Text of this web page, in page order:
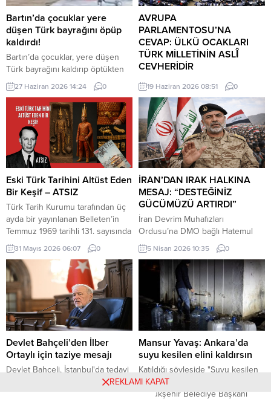
Bartın’da çocuklar yere
düşen Türk bayrağını öpüp
kaldırdı!
Bartın’da çocuklar, yere düşen
Türk bayrağını kaldırıp öptükten
sonra gelen itfaiye ekiplerinin de
yardımıyla göndere çekti. O anlar
cep telefonu kamerası tarafından
kaydedildi. Yerden kaldırıp öptüler
Kemerköprü Mahallesi’nde dün
akşam saatlerinde Cumhuriyet
Parkı içerisindeki direkte bulunan
Türk bayrağı rüzgar nedeniyle
ipinin kopmasıyla yere düştü. Bu
sırada parkta oynayan çocuklar
yere...
27 Haziran 2026 14:24 0
AVRUPA
PARLAMENTOSU’NA
CEVAP: ÜLKÜ OCAKLARI
TÜRK MİLLETİNİN ASLÎ
CEVHERİDİR
MHP milletvekili Prof. Dr. İlyas
Topsakal AB parlamentosuna
cevap verdi: Avrupa
Parlamentosu tarafından 17
Haziran 2026 tarihinde kabul
edilen Türkiye Raporu, teknik bir
ilerleme belgesi olmaktan ziyade,
Türkiye-AB ilişkilerinin gerilimli fay
hatlarını derinleştiren ve
Ankara’nın stratejik özerkliğini
hedef alan bir siyasi pozisyon
belgesi niteliğindedir. Raporun
içeriği, Türkiye’nin iç siyasi
19 Haziran 2026 08:51 0
Eski Türk Tarihini Altüst Eden
Bir Keşif – ATSIZ
Türk Tarih Kurumu tarafından üç
ayda bir yayınlanan Belleten’in
Temmuz 1969 tarihli 131. sayısında
(427. sayfada) «Milâttan Önce IV.
Yüzyıla Ait Türkçe Yazıtlar
Bulundu» başlıklı kısa bir haber
vardı. Tass Ajansı’nın Alma Ata
kaynaklı bir haberinde, bu
yazıtlarda yapılan incelemelere
göre, bunların Milât’tan Önce IV.
Yüzyılda meydana getirildiği ve
merkezi...
31 Mayıs 2026 06:07 0
İRAN’DAN IRAK HALKINA
MESAJ: “DESTEĞİNİZ
GÜCÜMÜZÜ ARTIRDI”
İran Devrim Muhafızları
Ordusu’na DMO bağlı Hatemul
Enbiya Merkez Karargahı
Sözcüsü İbrahim Zülfikari,
Hürmüz Boğazı üzerinden
uygulanan kısıtlamalara ilişkin
yaptığı açıklamada, Irak’ın bu
kısıtlamalardan muaf tutulacağını
belirtti.
5 Nisan 2026 10:35 0
Devlet Bahçeli’den İlber
Ortaylı için taziye mesajı
Devlet Bahçeli, İstanbul'da tedavi
gördüğü hastanede hayatını
Mansur Yavaş: Ankara’da
suyu kesilen elini kaldırsın
Katıldığı söyleşide "Suyu kesilen
elini kaldırsın" diyen Ankara
Büyükşehir Belediye Başkanı
REKLAMI KAPAT